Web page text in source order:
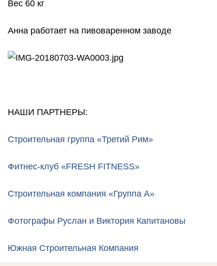
Вес 60 кг
Анна работает на пивоваренном заводе
НАШИ ПАРТНЕРЫ:
Строительная группа «Третий Рим»
Фитнес-клуб «FRESH FITNESS»
Строительная компания «Группа А»
Фотографы Руслан и Виктория Капитановы
Южная Строительная Компания